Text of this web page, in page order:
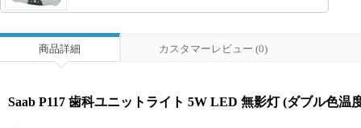
商品詳細 カスタマーレビュー (0)
Saab P117 歯科ユニットライト 5W LED 無影灯 (ダブル色温